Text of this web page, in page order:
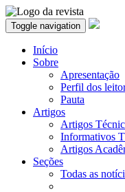
Toggle navigation
Início
Sobre
Apresentação
Perfil dos
Pauta
Artigos
Artigos
Informativos
Artigos
Seções
Todas as